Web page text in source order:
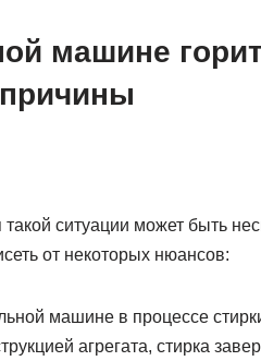
машине
ситуации может быть
от некоторых нюансов:
машине в процессе
агрегата, стирка